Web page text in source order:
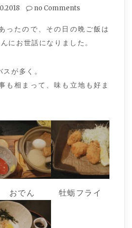
no Comments
ったので、その日の晩ご飯は
んにお世話になりました。
が多く。
も相まって、味も立地も好ま
おでん 牡蛎フライ